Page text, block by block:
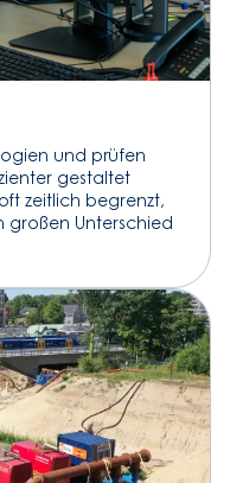
und prüfen
gestaltet
zeitlich begrenzt,
großen Unterschied